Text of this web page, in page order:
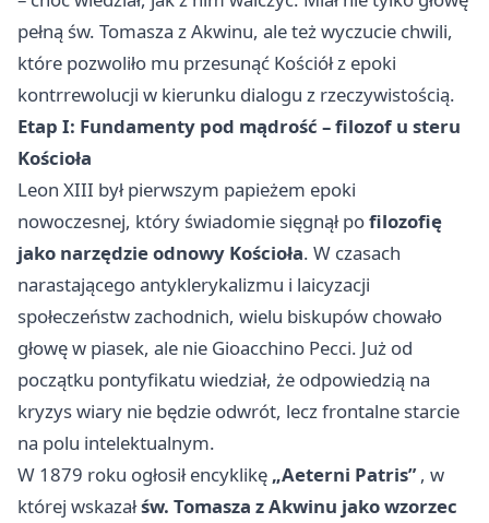
pełną św. Tomasza z Akwinu, ale też wyczucie chwili,
które pozwoliło mu przesunąć Kościół z epoki
kontrrewolucji w kierunku dialogu z rzeczywistością.
Etap I: Fundamenty pod mądrość – filozof u steru
Kościoła
Leon XIII był pierwszym papieżem epoki
nowoczesnej, który świadomie sięgnął pofilozofię
jako narzędzie odnowy Kościoła. W czasach
narastającego antyklerykalizmu i laicyzacji
społeczeństw zachodnich, wielu biskupów chowało
głowę w piasek, ale nie Gioacchino Pecci. Już od
początku pontyfikatu wiedział, że odpowiedzią na
kryzys wiary nie będzie odwrót, lecz frontalne starcie
na polu intelektualnym.
W 1879 roku ogłosił encyklikę „Aeterni Patris”, w
której wskazałśw. Tomasza z Akwinu jako wzorzec